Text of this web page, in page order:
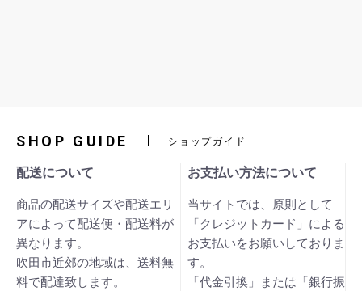
SHOP GUIDE ショップガイド
配送について
商品の配送サイズや配送エリ
アによって配送便・配送料が
異なります。
吹田市近郊の地域は、送料無
料で配達致します。
お支払い方法について
当サイトでは、原則として
「クレジットカード」による
お支払いをお願いしておりま
す。
「代金引換」または「銀行振